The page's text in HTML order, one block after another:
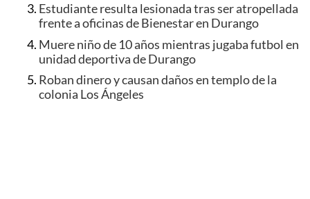
Estudiante resulta lesionada tras ser atropellada
frente a oficinas de Bienestar en Durango
Muere niño de 10 años mientras jugaba futbol en
unidad deportiva de Durango
Roban dinero y causan daños en templo de la
colonia Los Ángeles